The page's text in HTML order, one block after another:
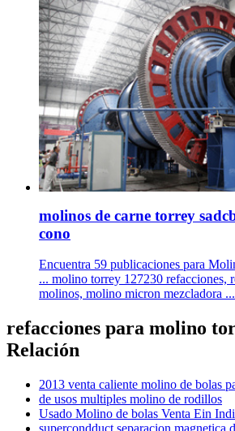
molinos de carne torrey
cono
Encuentra 59 publicaciones para
... molino torrey 127230 refacciones,
molinos, molino micron mezcladora ...
refacciones para molino
Relación
2013 venta caliente molino de bolas
de usos multiples molino de rodillos
Usado Molino de bolas Venta Ein
supercondduct separacion magnetica